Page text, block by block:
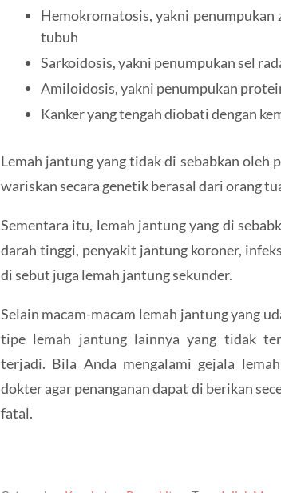
Hemokromatosis, yakni
tubuh
Sarkoidosis, yakni penumpukan sel
Amiloidosis, yakni penumpukan
Kanker yang tengah diobati dengan
Lemah jantung yang tidak di sebabkan oleh
wariskan secara genetik berasal dari orang
Sementara itu, lemah jantung yang di
darah tinggi, penyakit jantung koroner,
di sebut juga lemah jantung sekunder.
Selain macam-macam lemah jantung yang
tipe lemah jantung lainnya yang tidak
terjadi. Bila Anda mengalami gejala
dokter agar penanganan dapat di berikan
fatal.